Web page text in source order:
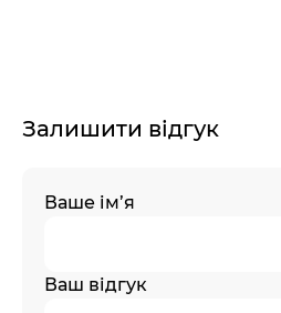
Залишити відгук
Ваше ім’я
Ваш відгук